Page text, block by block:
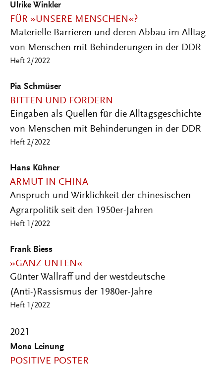
Ulrike Winkler
FÜR »UNSERE MENSCHEN«?
Materielle Barrieren und deren Abbau im Alltag
von Menschen mit Behinderungen in der DDR
Heft 2/2022
Pia Schmüser
BITTEN UND FORDERN
Eingaben als Quellen für die Alltagsgeschichte
von Menschen mit Behinderungen in der DDR
Heft 2/2022
Hans Kühner
ARMUT IN CHINA
Anspruch und Wirklichkeit der chinesischen
Agrarpolitik seit den 1950er-Jahren
Heft 1/2022
Frank Biess
»GANZ UNTEN«
Günter Wallraff und der westdeutsche
(Anti-)Rassismus der 1980er-Jahre
Heft 1/2022
2021
Mona Leinung
POSITIVE POSTER